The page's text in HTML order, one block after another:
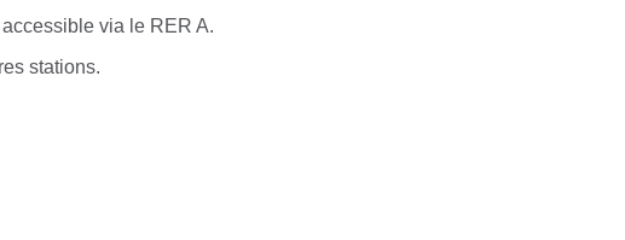
via le RER A.
stations.